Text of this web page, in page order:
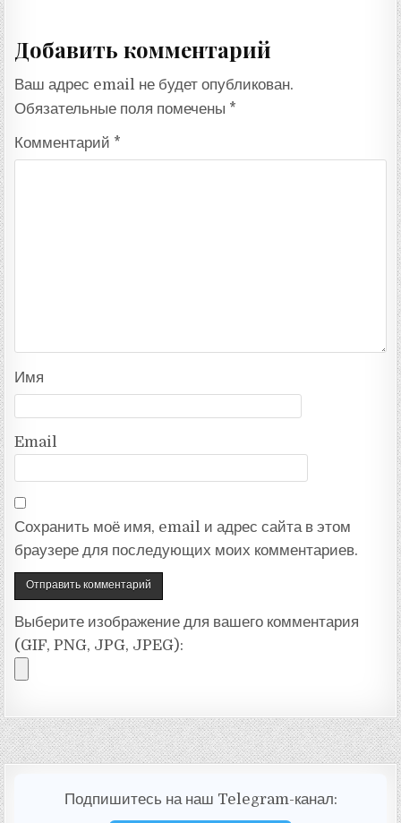
Добавить комментарий
Ваш адрес email не будет опубликован.
Обязательные поля помечены *
Комментарий *
Имя
Email
Сохранить моё имя, email и адрес сайта в этом
браузере для последующих моих комментариев.
Выберите изображение для вашего комментария
(GIF, PNG, JPG, JPEG):
Подпишитесь на наш Telegram-канал: